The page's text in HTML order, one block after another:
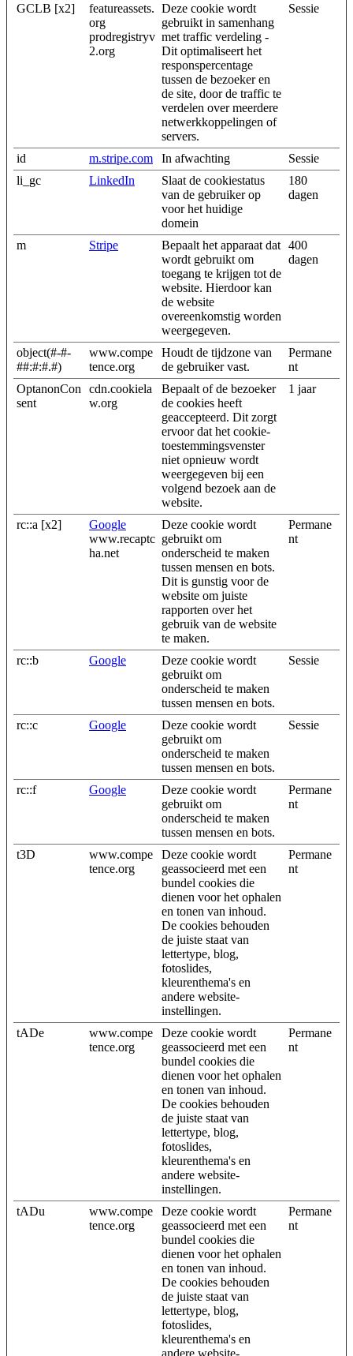
GCLB [x2]
featureassets.
org
prodregistryv
2.org
Deze cookie wordt
gebruikt in samenhang
met traffic verdeling -
Dit optimaliseert het
responspercentage
tussen de bezoeker en
de site, door de traffic te
verdelen over meerdere
netwerkkoppelingen of
servers.
Sessie
id m.stripe.com In afwachting
Sessie
li_gc
LinkedIn
Slaat de cookiestatus
van de gebruiker op
voor het huidige
domein
180
dagen
m Stripe
Bepaalt het apparaat dat
wordt gebruikt om
toegang te krijgen tot de
website. Hierdoor kan
de website
overeenkomstig worden
weergegeven.
400
dagen
object(#-#-
##:#:#.#)
www.compe
tence.org
Houdt de tijdzone van
de gebruiker vast.
Permane
nt
OptanonCon
sent
cdn.cookiela
w.org
Bepaalt of de bezoeker
de cookies heeft
geaccepteerd. Dit zorgt
ervoor dat het cookie-
toestemmingsvenster
niet opnieuw wordt
weergegeven bij een
volgend bezoek aan de
website.
1 jaar
rc::a [x2]
Google
www.recaptc
ha.net
Deze cookie wordt
gebruikt om
onderscheid te maken
tussen mensen en bots.
Dit is gunstig voor de
website om juiste
rapporten over het
gebruik van de website
te maken.
Permane
nt
rc::b Google
Deze cookie wordt
gebruikt om
onderscheid te maken
tussen mensen en bots.
Sessie
rc::c Google
Deze cookie wordt
gebruikt om
onderscheid te maken
tussen mensen en bots.
Sessie
rc::f Google
Deze cookie wordt
gebruikt om
onderscheid te maken
tussen mensen en bots.
Permane
nt
t3D
www.compe
tence.org
Deze cookie wordt
geassocieerd met een
bundel cookies die
dienen voor het ophalen
en tonen van inhoud.
De cookies behouden
de juiste staat van
lettertype, blog,
fotoslides,
kleurenthema's en
andere website-
instellingen.
Permane
nt
tADe
www.compe
tence.org
Deze cookie wordt
geassocieerd met een
bundel cookies die
dienen voor het ophalen
en tonen van inhoud.
De cookies behouden
de juiste staat van
lettertype, blog,
fotoslides,
kleurenthema's en
andere website-
instellingen.
Permane
nt
tADu
www.compe
tence.org
Deze cookie wordt
geassocieerd met een
bundel cookies die
dienen voor het ophalen
en tonen van inhoud.
De cookies behouden
de juiste staat van
lettertype, blog,
fotoslides,
kleurenthema's en
andere website-
Permane
nt